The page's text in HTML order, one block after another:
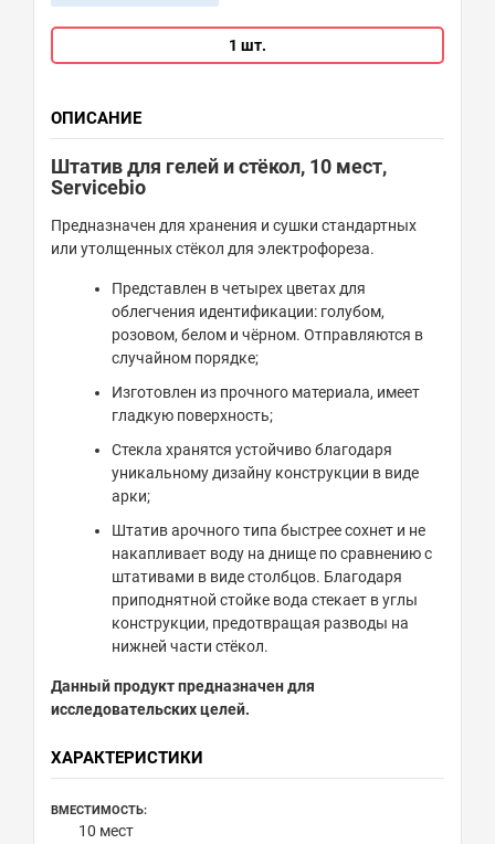
1 шт.
ОПИСАНИЕ
Штатив для гелей и стёкол, 10 мест,
Servicebio
Предназначен для хранения и сушки стандартных
или утолщенных стёкол для электрофореза.
Представлен в четырех цветах для
облегчения идентификации: голубом,
розовом, белом и чёрном. Отправляются в
случайном порядке;
Изготовлен из прочного материала, имеет
гладкую поверхность;
Стекла хранятся устойчиво благодаря
уникальному дизайну конструкции в виде
арки;
Штатив арочного типа быстрее сохнет и не
накапливает воду на днище по сравнению с
штативами в виде столбцов. Благодаря
приподнятной стойке вода стекает в углы
конструкции, предотвращая разводы на
нижней части стёкол.
Данный продукт предназначен для
исследовательских целей.
ХАРАКТЕРИСТИКИ
ВМЕСТИМОСТЬ:
10 мест